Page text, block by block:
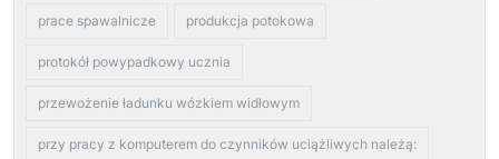
prace spawalnicze produkcja potokowa
protokół powypadkowy ucznia
przewożenie ładunku wózkiem widłowym
przy pracy z komputerem do czynników uciążliwych należą: